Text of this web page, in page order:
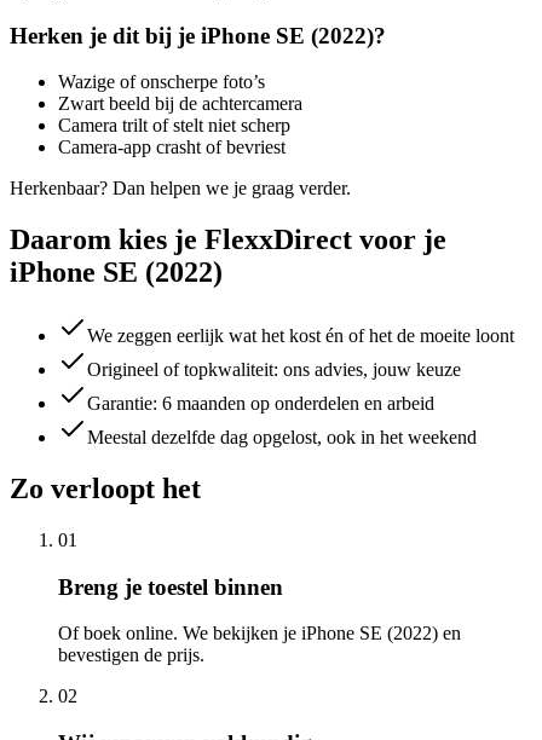
Herken je dit bij je iPhone SE (2022)?
Wazige of onscherpe foto’s
Zwart beeld bij de achtercamera
Camera trilt of stelt niet scherp
Camera-app crasht of bevriest
Herkenbaar? Dan helpen we je graag verder.
Daarom kies je FlexxDirect voor je
iPhone SE (2022)
We zeggen eerlijk wat het kost én of het de moeite loont
Origineel of topkwaliteit: ons advies, jouw keuze
Garantie: 6 maanden op onderdelen en arbeid
Meestal dezelfde dag opgelost, ook in het weekend
Zo verloopt het
01
Breng je toestel binnen
Of boek online. We bekijken je iPhone SE (2022) en
bevestigen de prijs.
02